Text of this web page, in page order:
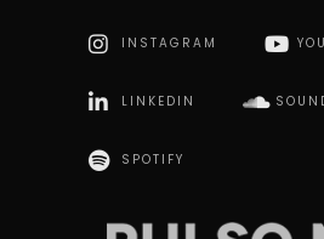
INSTAGRAM
LINKEDIN
SPOTIFY